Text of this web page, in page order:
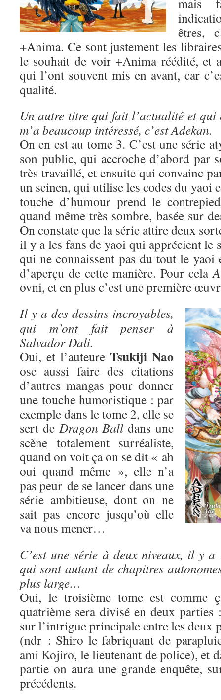
mais
êtres,
+Anima. Ce sont justement les
le souhait de voir +Anima réédité, et
qui l’ont souvent mis en avant, car
qualité.
Un autre titre qui fait l’actualité et
m’a beaucoup intéressé, c’est Adekan.
On en est au tome 3. C’est une série
son public, qui accroche d’abord par
très travaillé, et ensuite qui convainc
un seinen, qui utilise les codes du yaoi
touche d’humour prend le
quand même très sombre, basée sur
On constate que la série attire deux
il y a les fans de yaoi qui apprécient le
qui ne connaissent pas du tout le
d’aperçu de cette manière. Pour cela
ovni, et en plus c’est une première
Il y a des dessins incroyables,
qui m’ont fait penser à
Salvador Dali.
Oui, et l’auteure Tsukiji Nao
ose aussi faire des citations
d’autres mangas pour donner
une touche humoristique : par
exemple dans le tome 2, elle se
sert de Dragon Ball dans une
scène totalement surréaliste,
quand on voit ça on se dit « ah
oui quand même », elle n’a
pas peur de se lancer dans une
série ambitieuse, dont on ne
sait pas encore jusqu’où elle
va nous mener…
C’est une série à deux niveaux, il y a
qui sont autant de chapitres
plus large…
Oui, le troisième tome est comme
quatrième sera divisé en deux parties
sur l’intrigue principale entre les deux
(ndr : Shiro le fabriquant de
ami Kojiro, le lieutenant de police), et
partie on aura une grande enquête,
précédents.